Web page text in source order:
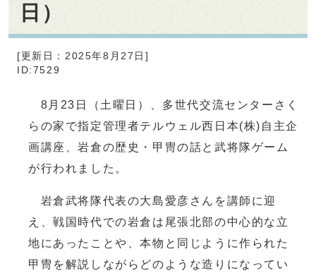
日）
[更新日：2025年8月27日]
ID:7529
8月23日（土曜日）、多世代交流センターさく
らの家で指定管理者テルウェル西日本(株)自主企
画講座、岩倉の歴史・甲冑の話と武将隊ゲーム
が行われました。
岩倉武将隊代表の大島愛彦さんを講師に迎
え、戦国時代での岩倉は尾張北部の中心的な立
地にあったことや、本物と同じように作られた
甲冑を解説しながらどのような造りになってい